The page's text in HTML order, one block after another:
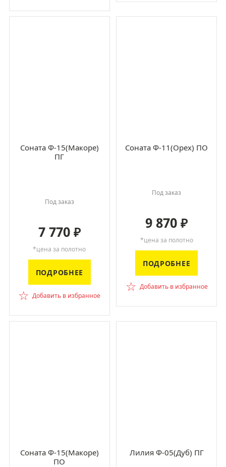
Соната Ф-15(Макоре)
ПГ
Под заказ
7 770 ₽
*цена за полотно
ПОДРОБНЕЕ
☆ Добавить в избранное
Соната Ф-11(Орех) ПО
Под заказ
9 870₽
*цена за полотно
ПОДРОБНЕЕ
☆ Добавить в избранное
Соната Ф-15(Макоре)
ПО
Лилия Ф-05(Дуб) ПГ